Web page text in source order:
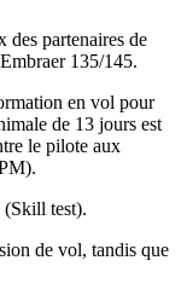
des partenaires de
135/145.
en vol pour
de 13 jours est
le pilote aux
(Skill test).
de vol, tandis que